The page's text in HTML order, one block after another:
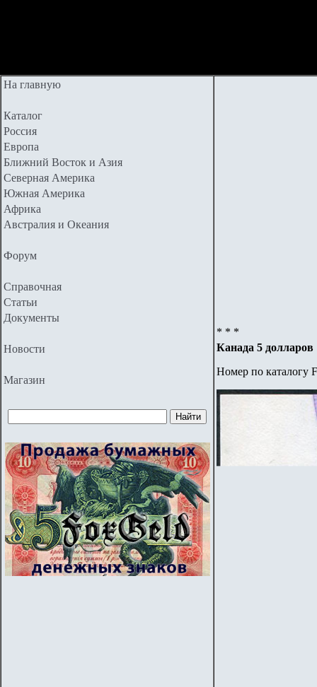
На главную
Каталог
Россия
Европа
Ближний Восток и Азия
Северная Америка
Южная Америка
Африка
Австралия и Океания
Форум
Справочная
Статьи
Документы
Новости
Магазин
* * *
Канада 5 долларов
Номер по каталогу